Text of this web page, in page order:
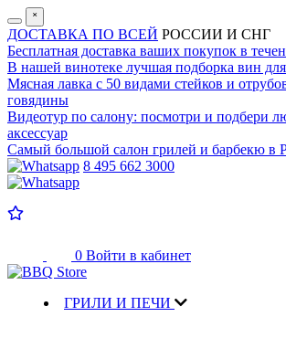
˟
ДОСТАВКА ПО ВСЕЙ РОССИИ И СНГ
Бесплатная доставка ваших покупок в
В нашей винотеке лучшая подборка вин
Мясная лавка с 50 видами стейков и
говядины
Видеотур по салону: посмотри и подбери
аксессуар
Самый большой салон грилей и барбекю в
8 495 662 3000
0 Войти в кабинет
ГРИЛИ И ПЕЧИ